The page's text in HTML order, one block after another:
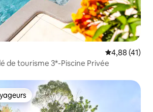
Évaluation
4,88 (41)
de tourisme 3*-Piscine Privée